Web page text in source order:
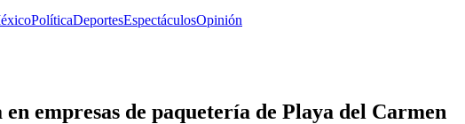
PolíticaDeportesEspectáculosOpinión
empresas de paquetería de Playa del Carmen